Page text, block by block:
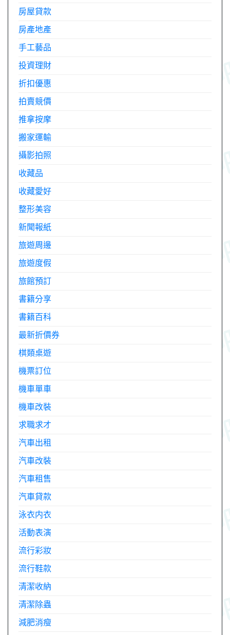
房屋貸款
房產地產
手工藝品
投資理財
折扣優惠
拍賣競價
推拿按摩
搬家運輸
攝影拍照
收藏品
收藏愛好
整形美容
新聞報紙
旅遊周邊
旅遊度假
旅館預訂
書籍分享
書籍百科
最新折價券
棋類桌遊
機票訂位
機車單車
機車改裝
求職求才
汽車出租
汽車改裝
汽車租售
汽車貸款
泳衣内衣
活動表演
流行彩妝
流行鞋款
清潔收納
清潔除蟲
減肥消瘦